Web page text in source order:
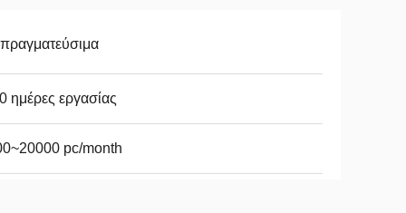
ημέρες εργασίας
pc/month